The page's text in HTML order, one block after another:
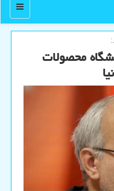
منو
محصولات